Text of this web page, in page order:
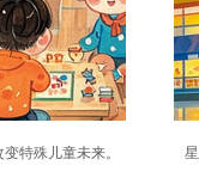
特殊儿童未来。